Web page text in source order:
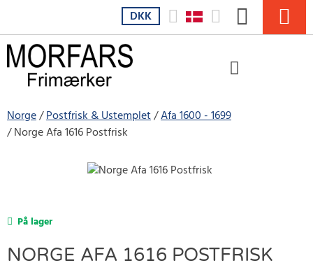
DKK
Norge Postfrisk & Ustemplet Afa 1600 - 1699
Norge Afa 1616 Postfrisk
På lager
NORGE AFA 1616 POSTFRISK